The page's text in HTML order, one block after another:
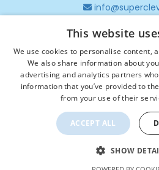
+385 97 672
Politika
Uvjeti
© 2025 SuperClever. Sva prava
This website
We use cookies to personalise content,
We also share information about
advertising and analytics partners
information that you’ve provided to
from your use of their
ACCEPT ALL
SHOW